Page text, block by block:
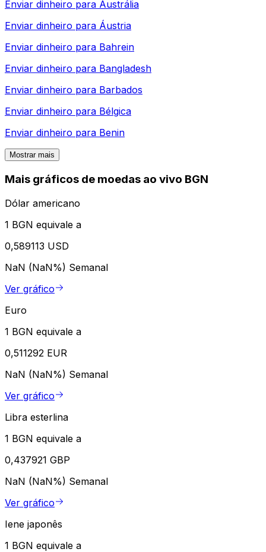
Enviar dinheiro para Austrália
Enviar dinheiro para Áustria
Enviar dinheiro para Bahrein
Enviar dinheiro para Bangladesh
Enviar dinheiro para Barbados
Enviar dinheiro para Bélgica
Enviar dinheiro para Benin
Mostrar mais
Mais gráficos de moedas ao vivo BGN
Dólar americano
1 BGN equivale a
0,589113 USD
NaN (NaN%) Semanal
Ver gráfico
Euro
1 BGN equivale a
0,511292 EUR
NaN (NaN%) Semanal
Ver gráfico
Libra esterlina
1 BGN equivale a
0,437921 GBP
NaN (NaN%) Semanal
Ver gráfico
Iene japonês
1 BGN equivale a